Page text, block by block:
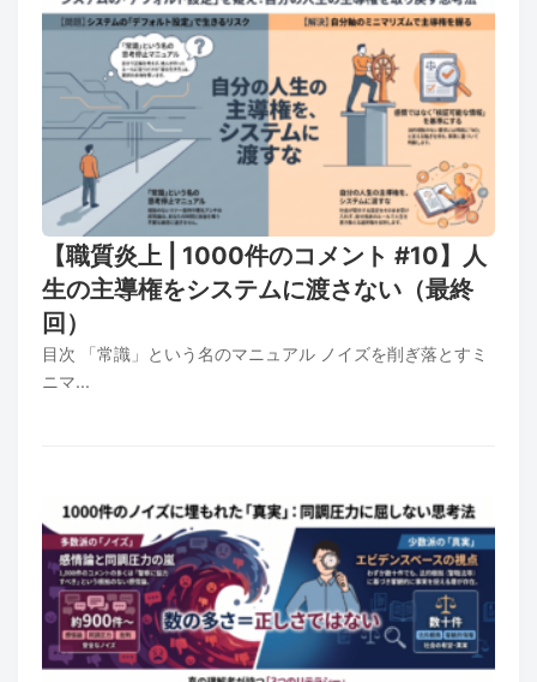
【職質炎上 | 1000件のコメント #10】人
生の主導権をシステムに渡さない（最終
回）
目次 「常識」という名のマニュアル ノイズを削ぎ落とすミ
ニマ...